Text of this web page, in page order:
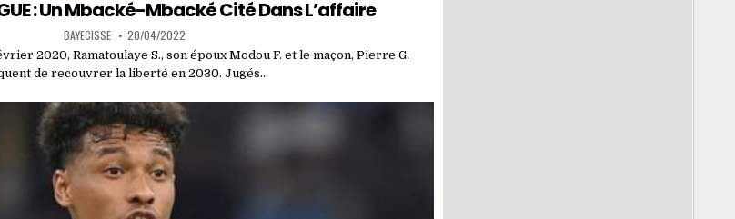
: Un Mbacké-Mbacké Cité Dans L’affaire
BAYECISSE 20/04/2022
2020, Ramatoulaye S., son époux Modou F. et le maçon, Pierre G.
de recouvrer la liberté en 2030. Jugés…